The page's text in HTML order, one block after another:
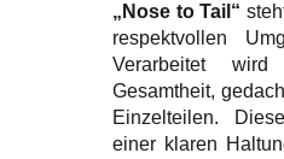
„Nose to Tail“
respektvollen
Verarbeitet
Gesamtheit,
Einzelteilen.
einer klaren